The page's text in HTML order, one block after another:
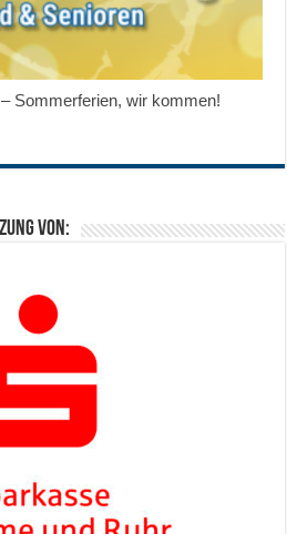
Sommerferien, wir kommen!
von: